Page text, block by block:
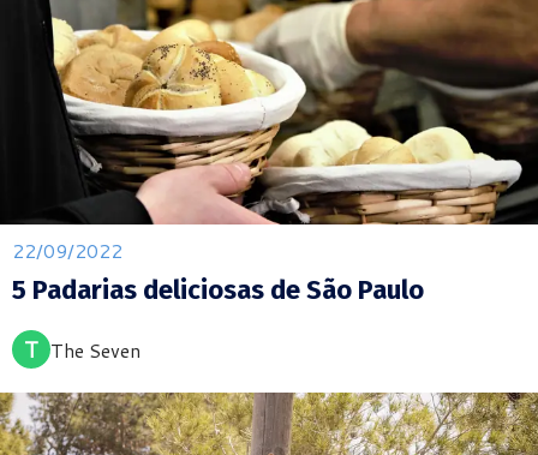
22/09/2022
5 Padarias deliciosas de São Paulo
T The Seven